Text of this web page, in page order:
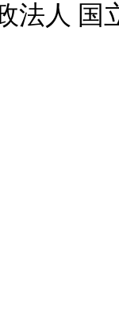
法人 国